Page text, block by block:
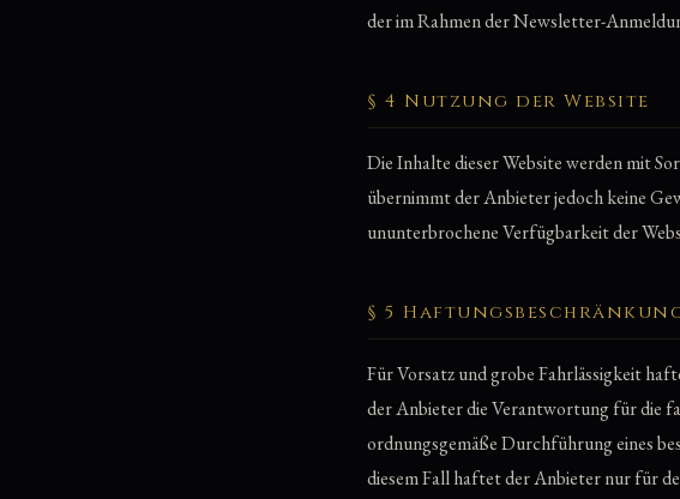
der im Rahmen der Newsletter-
§ 4 Nutzung der Website
Die Inhalte dieser Website werden mit
übernimmt der Anbieter jedoch keine
ununterbrochene Verfügbarkeit der
§ 5
Für Vorsatz und grobe Fahrlässigkeit
der Anbieter die Verantwortung für die
ordnungsgemäße Durchführung eines
diesem Fall haftet der Anbieter nur für